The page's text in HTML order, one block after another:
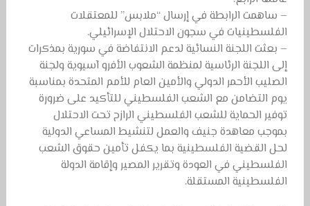
– ساهمت الرابطة في إرسال “ملابس” للمعتقلات
الفلسطينيات في سجون الاحتلال الإسرائيلي.
– بعثت اللجنة النسائية لدعم الانتفاضة في سورية بمذكرات
إلى اللجنة الرئاسية لمنظمة الشعوب الأفرو آسيوية ولجنة
الصليب الأحمر الدولي والأمين العام للأمم المتحدة بمناسبة
يوم التضامن مع الشعب الفلسطيني للتأكيد على ضرورة
توفير الحماية للشعب الفلسطيني الرازح تحت الاحتلال
بموجب معاهدة جنيف والعمل لتنشيط المساعي الدولية
لحل القضية الفلسطينية بما يكفل تأمين حقوق الشعب
الفلسطيني في العودة وتقرير المصير وإقامة الدولة
الفلسطينية المستقلة.